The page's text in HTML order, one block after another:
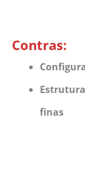
Contras:
finas